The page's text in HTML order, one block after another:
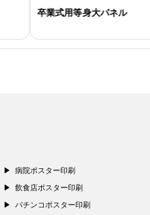
卒業式用等身大パネル
病院ポスター印刷
飲食店ポスター印刷
パチンコポスター印刷